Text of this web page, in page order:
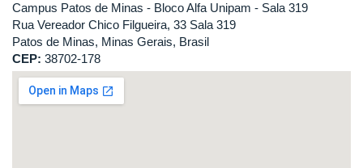
Campus Patos de Minas - Bloco Alfa Unipam - Sala 319
Rua Vereador Chico Filgueira, 33 Sala 319
Patos de Minas, Minas Gerais, Brasil
CEP: 38702-178